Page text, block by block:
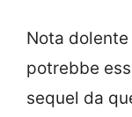
Nota
potrebbe
sequel da